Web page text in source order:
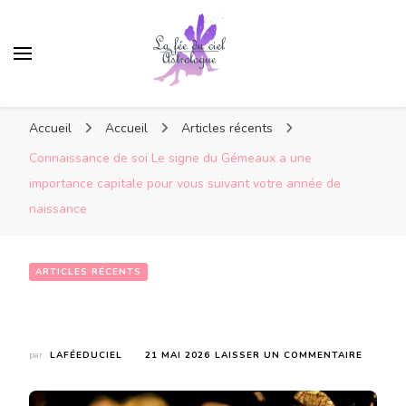
Accueil Accueil
Articles récents
Connaissance de soi Le signe du Gémeaux a une
importance capitale pour vous suivant votre année de
naissance
ARTICLES RÉCENTS
par LAFÉEDUCIEL 21 MAI 2026 LAISSER UN COMMENTAIRE
SOI